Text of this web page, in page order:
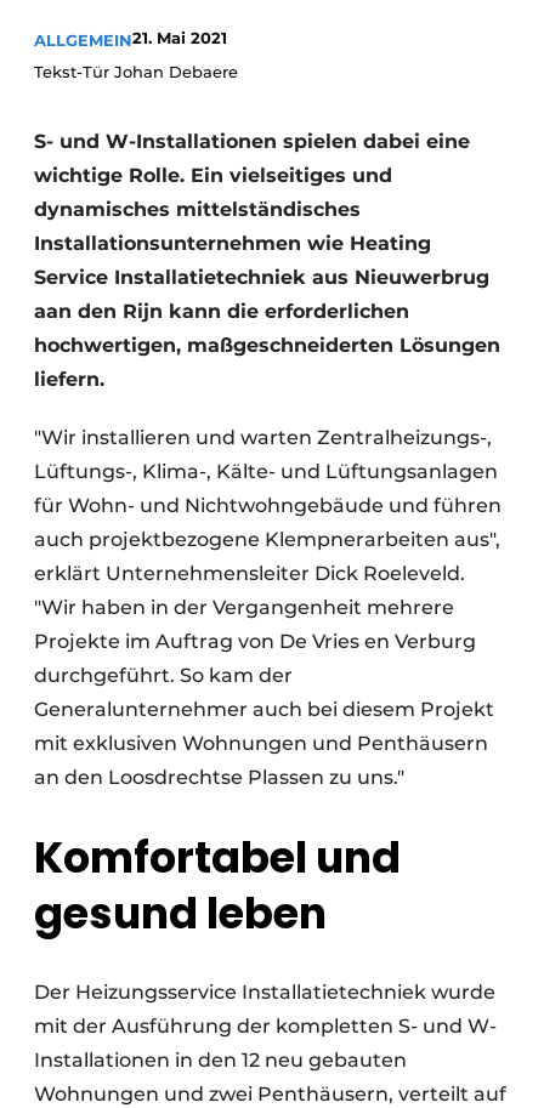
Videos
ALLGEMEIN21. Mai 2021
Tekst-Tür Johan Debaere
S- und W-Installationen spielen dabei eine
wichtige Rolle. Ein vielseitiges und
dynamisches mittelständisches
Installationsunternehmen wie Heating
Service Installatietechniek aus Nieuwerbrug
aan den Rijn kann die erforderlichen
hochwertigen, maßgeschneiderten Lösungen
liefern.
"Wir installieren und warten Zentralheizungs-,
Lüftungs-, Klima-, Kälte- und Lüftungsanlagen
für Wohn- und Nichtwohngebäude und führen
auch projektbezogene Klempnerarbeiten aus",
erklärt Unternehmensleiter Dick Roeleveld.
"Wir haben in der Vergangenheit mehrere
Projekte im Auftrag von De Vries en Verburg
durchgeführt. So kam der
Generalunternehmer auch bei diesem Projekt
mit exklusiven Wohnungen und Penthäusern
an den Loosdrechtse Plassen zu uns."
Komfortabel und
gesund leben
Der Heizungsservice Installatietechniek wurde
mit der Ausführung der kompletten S- und W-
Installationen in den 12 neu gebauten
Wohnungen und zwei Penthäusern, verteilt auf